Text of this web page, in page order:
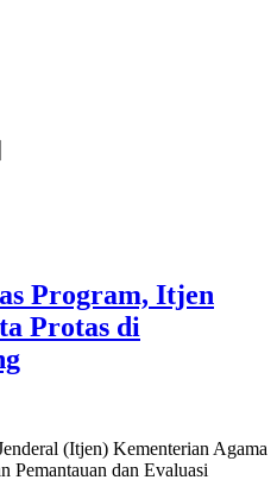
Program, Itjen
Protas di
(Itjen) Kementerian Agama
Pemantauan dan Evaluasi